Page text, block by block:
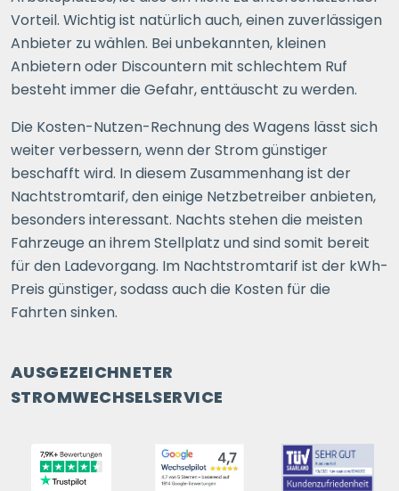
Vorteil. Wichtig ist natürlich auch, einen zuverlässigen
Anbieter zu wählen. Bei unbekannten, kleinen
Anbietern oder Discountern mit schlechtem Ruf
besteht immer die Gefahr, enttäuscht zu werden.
Die Kosten-Nutzen-Rechnung des Wagens lässt sich
weiter verbessern, wenn der Strom günstiger
beschafft wird. In diesem Zusammenhang ist der
Nachtstromtarif, den einige Netzbetreiber anbieten,
besonders interessant. Nachts stehen die meisten
Fahrzeuge an ihrem Stellplatz und sind somit bereit
für den Ladevorgang. Im Nachtstromtarif ist der kWh-
Preis günstiger, sodass auch die Kosten für die
Fahrten sinken.
AUSGEZEICHNETER
STROMWECHSELSERVICE